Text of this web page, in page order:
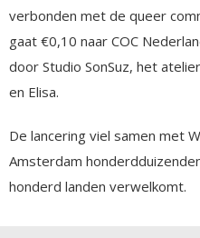
verbonden met de queer
gaat €0,10 naar COC
door Studio SonSuz, het
en Elisa.
De lancering viel samen met
Amsterdam
honderd landen verwelkomt.